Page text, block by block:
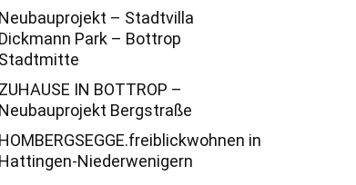
Neubauprojekt – Stadtvilla
Dickmann Park – Bottrop
Stadtmitte
ZUHAUSE IN BOTTROP –
Neubauprojekt Bergstraße
HOMBERGSEGGE.freiblickwohnen in
Hattingen-Niederwenigern